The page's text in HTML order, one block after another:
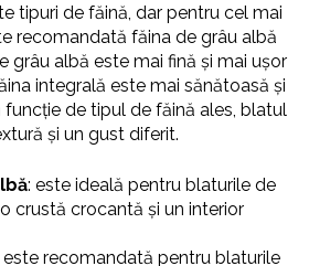
tipuri de făină, dar pentru cel mai
recomandată făina de grâu albă
grâu albă este mai fină și mai ușor
integrală este mai sănătoasă și
de tipul de făină ales, blatul
și un gust diferit.
: este ideală pentru blaturile de
crustă crocantă și un interior
este recomandată pentru blaturile